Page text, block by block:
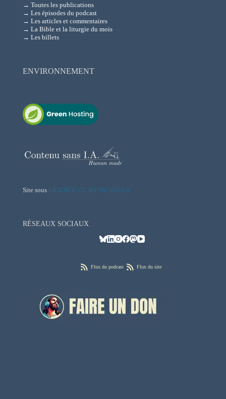
→ Toutes les publications
→ Les épisodes du podcast
→ Les articles et commentaires
→ La Bible et la liturgie du mois
→ Les billets
ENVIRONNEMENT
Site sous LICENCE CC BY-NC-ND 4.0
RÉSEAUX SOCIAUX
Flux du podcast Flux du site